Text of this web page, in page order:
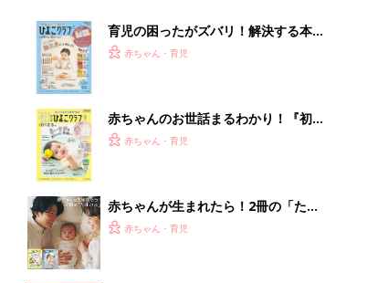
育児の困ったがズバリ！解決する本
『ひよこクラブ 秋号』 4カ月～2才
赤ちゃん・育児
赤ちゃんのお世話まるわかり！『初め
てのひよこクラブ 夏号』〈巻頭大特
赤ちゃん・育児
赤ちゃんが生まれたら！2冊の「たま
ひよ」
赤ちゃん・育児